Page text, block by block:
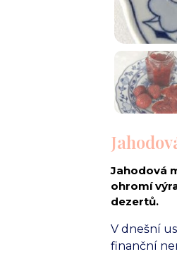
Jahodová
ohromí
dezertů.
V dnešní
finanční